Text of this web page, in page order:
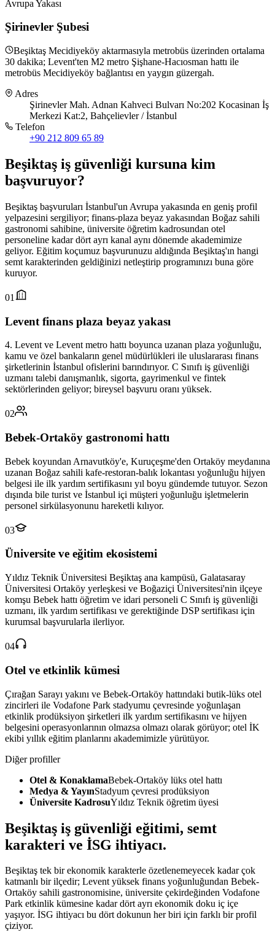
Avrupa Yakası
Şirinevler Şubesi
Beşiktaş Mecidiyeköy aktarmasıyla metrobüs üzerinden ortalama
30 dakika; Levent'ten M2 metro Şişhane-Hacıosman hattı ile
metrobüs Mecidiyeköy bağlantısı en yaygın güzergah.
Adres
Şirinevler Mah. Adnan Kahveci Bulvarı No:202 Kocasinan İş
Merkezi Kat:2, Bahçelievler / İstanbul
Telefon
+90 212 809 65 89
Beşiktaş iş güvenliği kursuna kim
başvuruyor?
Beşiktaş başvuruları İstanbul'un Avrupa yakasında en geniş profil
yelpazesini sergiliyor; finans-plaza beyaz yakasından Boğaz sahili
gastronomi sahibine, üniversite öğretim kadrosundan otel
personeline kadar dört ayrı kanal aynı dönemde akademimize
geliyor. Eğitim koçumuz başvurunuzu aldığında Beşiktaş'ın hangi
semt karakterinden geldiğinizi netleştirip programınızı buna göre
kuruyor.
01
Levent finans plaza beyaz yakası
4. Levent ve Levent metro hattı boyunca uzanan plaza yoğunluğu,
kamu ve özel bankaların genel müdürlükleri ile uluslararası finans
şirketlerinin İstanbul ofislerini barındırıyor. C Sınıfı iş güvenliği
uzmanı talebi danışmanlık, sigorta, gayrimenkul ve fintek
sektörlerinden geliyor; bireysel başvuru oranı yüksek.
02
Bebek-Ortaköy gastronomi hattı
Bebek koyundan Arnavutköy'e, Kuruçeşme'den Ortaköy meydanına
uzanan Boğaz sahili kafe-restoran-balık lokantası yoğunluğu hijyen
belgesi ile ilk yardım sertifikasını yıl boyu gündemde tutuyor. Sezon
dışında bile turist ve İstanbul içi müşteri yoğunluğu işletmelerin
personel sirkülasyonunu hareketli kılıyor.
03
Üniversite ve eğitim ekosistemi
Yıldız Teknik Üniversitesi Beşiktaş ana kampüsü, Galatasaray
Üniversitesi Ortaköy yerleşkesi ve Boğaziçi Üniversitesi'nin ilçeye
komşu Bebek hattı öğretim ve idari personeli C Sınıfı iş güvenliği
uzmanı, ilk yardım sertifikası ve gerektiğinde DSP sertifikası için
kurumsal başvurularla ilerliyor.
04
Otel ve etkinlik kümesi
Çırağan Sarayı yakını ve Bebek-Ortaköy hattındaki butik-lüks otel
zincirleri ile Vodafone Park stadyumu çevresinde yoğunlaşan
etkinlik prodüksiyon şirketleri ilk yardım sertifikasını ve hijyen
belgesini operasyonlarının olmazsa olmazı olarak görüyor; otel İK
ekibi yıllık eğitim planlarını akademimizle yürütüyor.
Diğer profiller
Otel & KonaklamaBebek-Ortaköy lüks otel hattı
Medya & YayınStadyum çevresi prodüksiyon
Üniversite KadrosuYıldız Teknik öğretim üyesi
Beşiktaş iş güvenliği eğitimi, semt
karakteri ve İSG ihtiyacı.
Beşiktaş tek bir ekonomik karakterle özetlenemeyecek kadar çok
katmanlı bir ilçedir; Levent yüksek finans yoğunluğundan Bebek-
Ortaköy sahili gastronomisine, üniversite çekirdeğinden Vodafone
Park etkinlik kümesine kadar dört ayrı ekonomik doku iç içe
yaşıyor. İSG ihtiyacı bu dört dokunun her biri için farklı bir profil
çiziyor.